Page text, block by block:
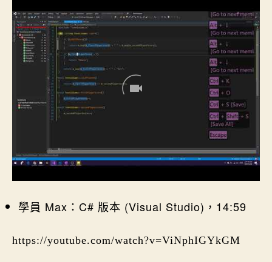
學員 Max：C# 版本 (Visual Studio)，14:59
https://youtube.com/watch?v=ViNphIGYkGM